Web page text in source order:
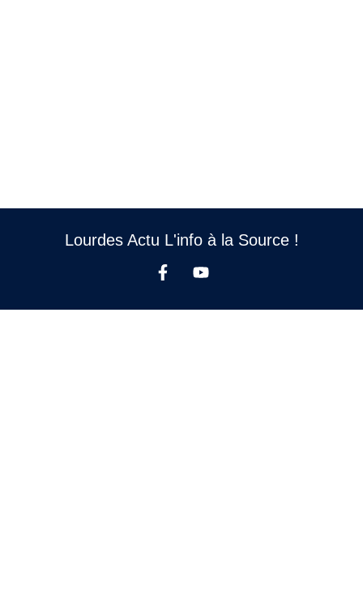
Lourdes Actu L'info à la Source !